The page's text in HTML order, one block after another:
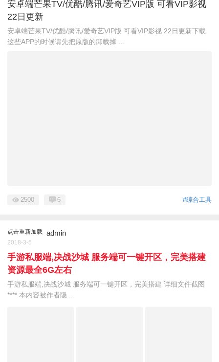
安卓端芒果TV/优酷/腾讯/爱奇艺VIP版 可看VIP影视
22日更新
安卓端芒果TV/优酷/腾讯/爱奇艺VIP版 可看VIP影视 22日更新下载
这些APP的时候请先把原版的卸载掉 ...
#综合工具
2500 6
点击重新加载 admin
2018-3-5
手游私服端,决战沙城 服务端可一键开区，完美搭建
资源最全6G左右
手游私服端,决战沙城 服务端可一键开区，完美搭建 详细文件截图
**** 本内容被作者隐 ...